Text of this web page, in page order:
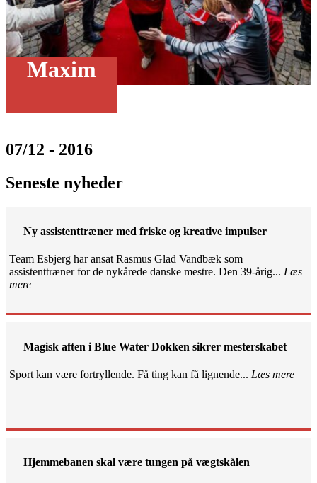
Maxim
07/12 - 2016
Seneste nyheder
Ny assistenttræner med friske og kreative impulser
Team Esbjerg har ansat Rasmus Glad Vandbæk som
assistenttræner for de nykårede danske mestre. Den 39-årig... Læs
mere
Magisk aften i Blue Water Dokken sikrer mesterskabet
Sport kan være fortryllende. Få ting kan få lignende... Læs mere
Hjemmebanen skal være tungen på vægtskålen